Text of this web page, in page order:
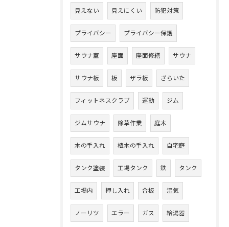
見えない 見えにくい 防犯対策
プライバシー プライバシー保護
サウナ室 座面 座面修繕 サウナ
サウナ板 板 ザラ板 ざらいた
フィットネスクラブ 運動 ジム
ジムサウナ 除草作業 庭木
木の手入れ 植木の手入れ 自宅庭
タンク塗装 工場タンク 鉄 タンク
工場内 押し入れ 合板 湿気
ノーリツ エラー ガス 給湯器